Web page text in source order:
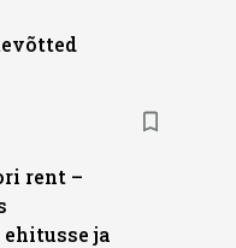
rent –
ja